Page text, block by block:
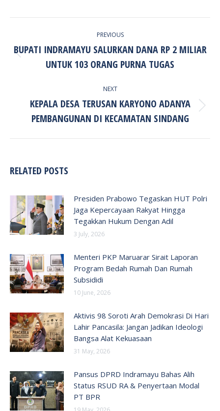
PREVIOUS
Previous
post:
BUPATI INDRAMAYU SALURKAN DANA RP 2 MILIAR
UNTUK 103 ORANG PURNA TUGAS
NEXT
Next
post:
KEPALA DESA TERUSAN KARYONO ADANYA
PEMBANGUNAN DI KECAMATAN SINDANG
RELATED POSTS
Presiden Prabowo Tegaskan HUT Polri
Jaga Kepercayaan Rakyat Hingga
Tegakkan Hukum Dengan Adil
3 July, 2026
Menteri PKP Maruarar Sirait Laporan
Program Bedah Rumah Dan Rumah
Subsididi
10 June, 2026
Aktivis 98 Soroti Arah Demokrasi Di Hari
Lahir Pancasila: Jangan Jadikan Ideologi
Bangsa Alat Kekuasaan
31 May, 2026
Pansus DPRD Indramayu Bahas Alih
Status RSUD RA & Penyertaan Modal
PT BPR